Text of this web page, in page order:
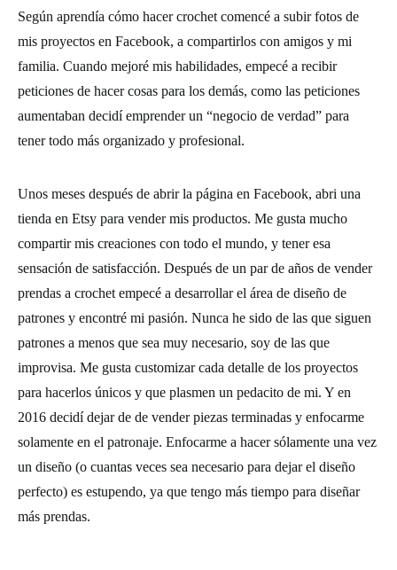
Según aprendía cómo hacer crochet comencé a subir fotos de
mis proyectos en Facebook, a compartirlos con amigos y mi
familia. Cuando mejoré mis habilidades, empecé a recibir
peticiones de hacer cosas para los demás, como las peticiones
aumentaban decidí emprender un “negocio de verdad” para
tener todo más organizado y profesional.
Unos meses después de abrir la página en Facebook, abri una
tienda en Etsy para vender mis productos. Me gusta mucho
compartir mis creaciones con todo el mundo, y tener esa
sensación de satisfacción. Después de un par de años de vender
prendas a crochet empecé a desarrollar el área de diseño de
patrones y encontré mi pasión. Nunca he sido de las que siguen
patrones a menos que sea muy necesario, soy de las que
improvisa. Me gusta customizar cada detalle de los proyectos
para hacerlos únicos y que plasmen un pedacito de mi. Y en
2016 decidí dejar de de vender piezas terminadas y enfocarme
solamente en el patronaje. Enfocarme a hacer sólamente una vez
un diseño (o cuantas veces sea necesario para dejar el diseño
perfecto) es estupendo, ya que tengo más tiempo para diseñar
más prendas.